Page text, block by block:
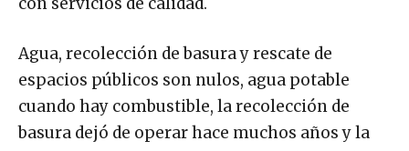
Agua, recolección de basura y rescate de
espacios públicos son nulos, agua potable
cuando hay combustible, la recolección de
basura dejó de operar hace muchos años y la